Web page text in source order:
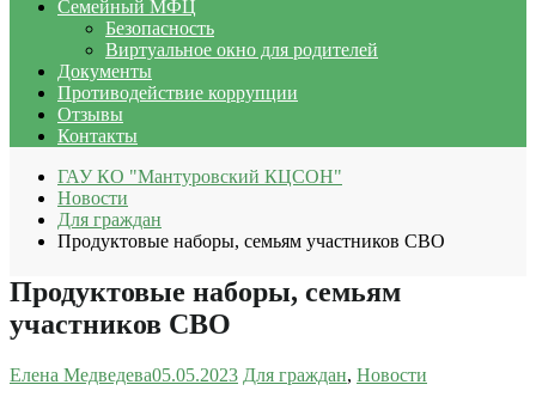
Семейный МФЦ
Безопасность
Виртуальное окно для родителей
Документы
Противодействие коррупции
Отзывы
Контакты
ГАУ КО "Мантуровский КЦСОН"
Новости
Для граждан
Продуктовые наборы, семьям участников СВО
Продуктовые наборы, семьям
участников СВО
Елена Медведева05.05.2023 Для граждан, Новости